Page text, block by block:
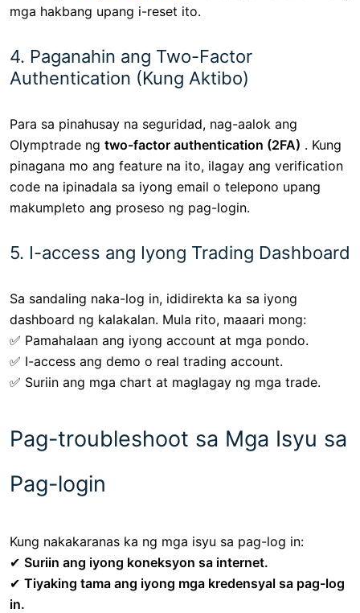
mga hakbang upang i-reset ito.
4. Paganahin ang Two-Factor
Authentication (Kung Aktibo)
Para sa pinahusay na seguridad, nag-aalok ang
Olymptrade ng two-factor authentication (2FA) . Kung
pinagana mo ang feature na ito, ilagay ang verification
code na ipinadala sa iyong email o telepono upang
makumpleto ang proseso ng pag-login.
5. I-access ang Iyong Trading Dashboard
Sa sandaling naka-log in, ididirekta ka sa iyong
dashboard ng kalakalan. Mula rito, maaari mong:
✅ Pamahalaan ang iyong account at mga pondo.
✅ I-access ang demo o real trading account.
✅ Suriin ang mga chart at maglagay ng mga trade.
Pag-troubleshoot sa Mga Isyu sa
Pag-login
Kung nakakaranas ka ng mga isyu sa pag-log in:
✔ Suriin ang iyong koneksyon sa internet.
✔ Tiyaking tama ang iyong mga kredensyal sa pag-log
in.